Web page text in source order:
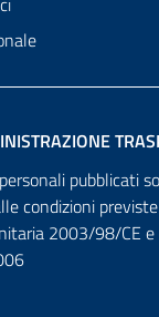
pubblicati
condizioni
2003/98/CE e